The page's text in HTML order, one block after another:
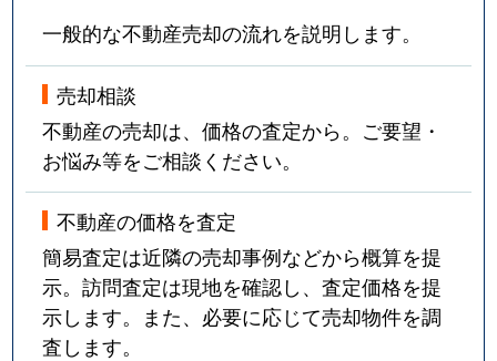
一般的な不動産売却の流れを説明します。
売却相談
不動産の売却は、価格の査定から。ご要望・
お悩み等をご相談ください。
不動産の価格を査定
簡易査定は近隣の売却事例などから概算を提
示。訪問査定は現地を確認し、査定価格を提
示します。また、必要に応じて売却物件を調
査します。